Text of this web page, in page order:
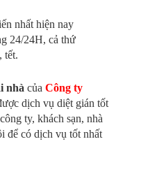
nhất hiện nay
24/24H, cả thứ
tết.
nhà của Công ty
dịch vụ diệt gián tốt
ty, khách sạn, nhà
để có dịch vụ tốt nhất